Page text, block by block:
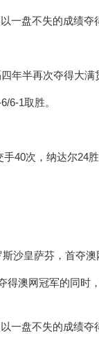
一盘不失的成绩夺
年半再次夺得大满
6-1取胜。
40次，纳达尔24
沙皇萨芬，首夺澳
得澳网冠军的同时
一盘不失的成绩夺